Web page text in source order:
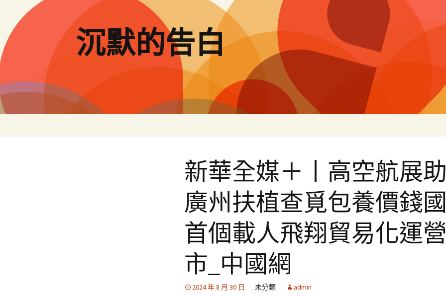
要
內
容
沉默的告白
新華全媒＋丨高空航展
廣州扶植查覓包養價錢
首個載人飛翔貿易化運
市_中國網
2024 年 8 月 30 日 未分類 admin